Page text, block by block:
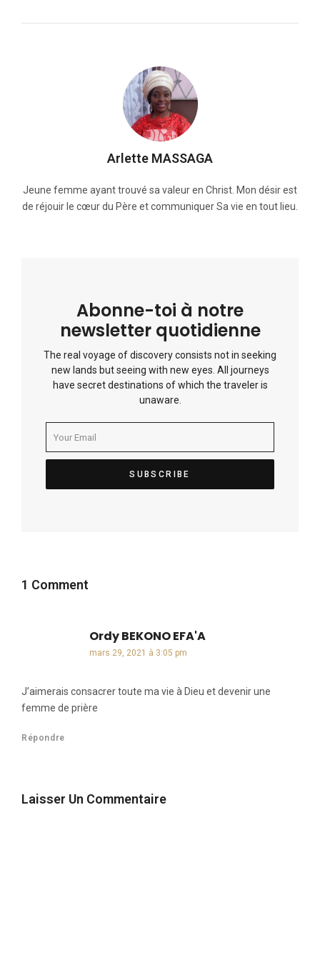
Arlette MASSAGA
Jeune femme ayant trouvé sa valeur en Christ. Mon désir est
de réjouir le cœur du Père et communiquer Sa vie en tout lieu.
Abonne-toi à notre
newsletter quotidienne
The real voyage of discovery consists not in seeking
new lands but seeing with new eyes. All journeys
have secret destinations of which the traveler is
unaware.
1 Comment
Ordy BEKONO EFA'A
mars 29, 2021 à 3:05 pm
J’aimerais consacrer toute ma vie à Dieu et devenir une
femme de prière
Répondre
Laisser Un Commentaire